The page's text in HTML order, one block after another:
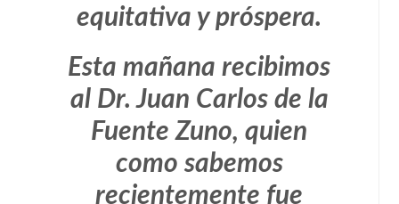
equitativa y próspera.
Esta mañana recibimos
al Dr. Juan Carlos de la
Fuente Zuno, quien
como sabemos
recientemente fue